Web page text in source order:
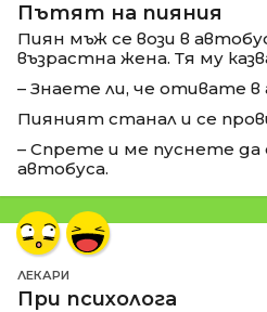
Пътят на пияния
Пиян мъж се вози в
възрастна жена. Тя му
– Знаете ли, че отивате в
Пияният станал и се
– Спрете и ме пуснете да
автобуса.
ЛЕКАРИ
При психолога